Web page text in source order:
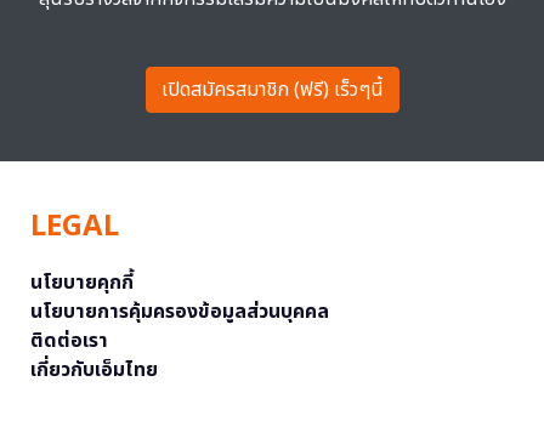
เปิดสมัครสมาชิก (ฟรี) เร็วๆนี้
LEGAL
นโยบายคุกกี้
นโยบายการคุ้มครองข้อมูลส่วนบุคคล
ติดต่อเรา
เกี่ยวกับเอ็มไทย